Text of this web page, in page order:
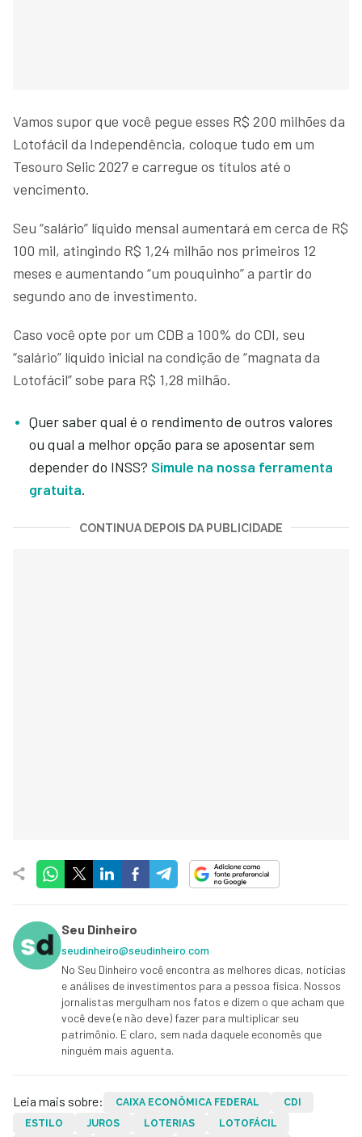
Vamos supor que você pegue esses R$ 200 milhões da
Lotofácil da Independência, coloque tudo em um
Tesouro Selic 2027 e carregue os títulos até o
vencimento.
Seu “salário” líquido mensal aumentará em cerca de R$
100 mil, atingindo R$ 1,24 milhão nos primeiros 12
meses e aumentando “um pouquinho” a partir do
segundo ano de investimento.
Caso você opte por um CDB a 100% do CDI, seu
“salário” líquido inicial na condição de “magnata da
Lotofácil” sobe para R$ 1,28 milhão.
Quer saber qual é o rendimento de outros valores
ou qual a melhor opção para se aposentar sem
depender do INSS? Simule na nossa ferramenta
gratuita.
CONTINUA DEPOIS DA PUBLICIDADE
Seu Dinheiro
seudinheiro@seudinheiro.com
No Seu Dinheiro você encontra as melhores dicas, notícias
e análises de investimentos para a pessoa física. Nossos
jornalistas mergulham nos fatos e dizem o que acham que
você deve (e não deve) fazer para multiplicar seu
patrimônio. E claro, sem nada daquele economês que
ninguém mais aguenta.
Leia mais sobre: CAIXA ECONÔMICA FEDERAL
CDI
ESTILO
JUROS LOTERIAS
LOTOFÁCIL